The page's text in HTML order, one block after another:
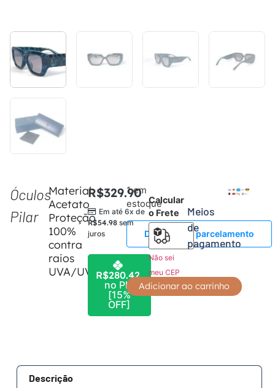
Óculos
Pilar
Material:
Acetato
Proteção
100%
contra
raios
UVA/UVB
R$329.90
Em até 6x de
R$54.98sem
juros
R$280.42
no PIX
[15%
OFF]
1 em
estoque
Detalhes do parcelamento
Adicionar ao carrinho
Calcular
o Frete
Não sei
meu CEP
Meios
de
pagamento
Descrição